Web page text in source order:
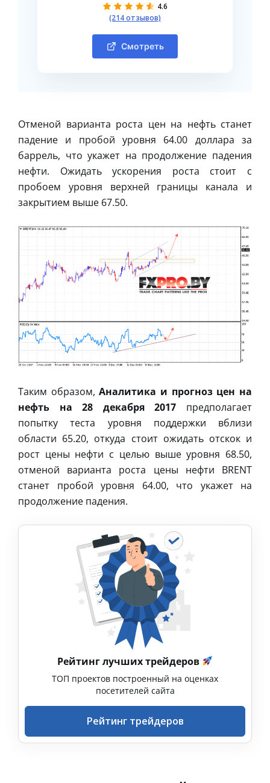
4.6
(214 отзывов)
Смотреть
Отменой варианта роста цен на нефть станет
падение и пробой уровня 64.00 доллара за
баррель, что укажет на продолжение падения
нефти. Ожидать ускорения роста стоит с
пробоем уровня верхней границы канала и
закрытием выше 67.50.
Таким образом,Аналитика и прогноз цен на
нефть на 28 декабря 2017 предполагает
попытку теста уровня поддержки вблизи
области 65.20, откуда стоит ожидать отскок и
рост цены нефти с целью выше уровня 68.50,
отменой варианта роста цены нефти BRENT
станет пробой уровня 64.00, что укажет на
продолжение падения.
Рейтинг лучших трейдеров
ТОП проектов построенный на оценках
посетителей сайта
Рейтинг трейдеров